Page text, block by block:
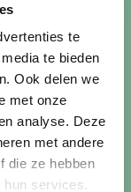
te
te bieden
Ook delen we
met onze
analyse. Deze
met andere
die ze hebben
services.
met de
weer